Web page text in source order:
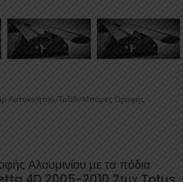
Αυτοκινήτου/Ταξίδι/Μπάρες Οροφής
Αλουμινίου με τα πόδια